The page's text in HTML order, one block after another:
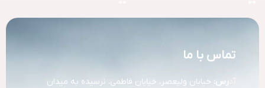
تماس با ما
رس: خیابان ولیعصر، خیابان فاطمی، نرسیده به میدان